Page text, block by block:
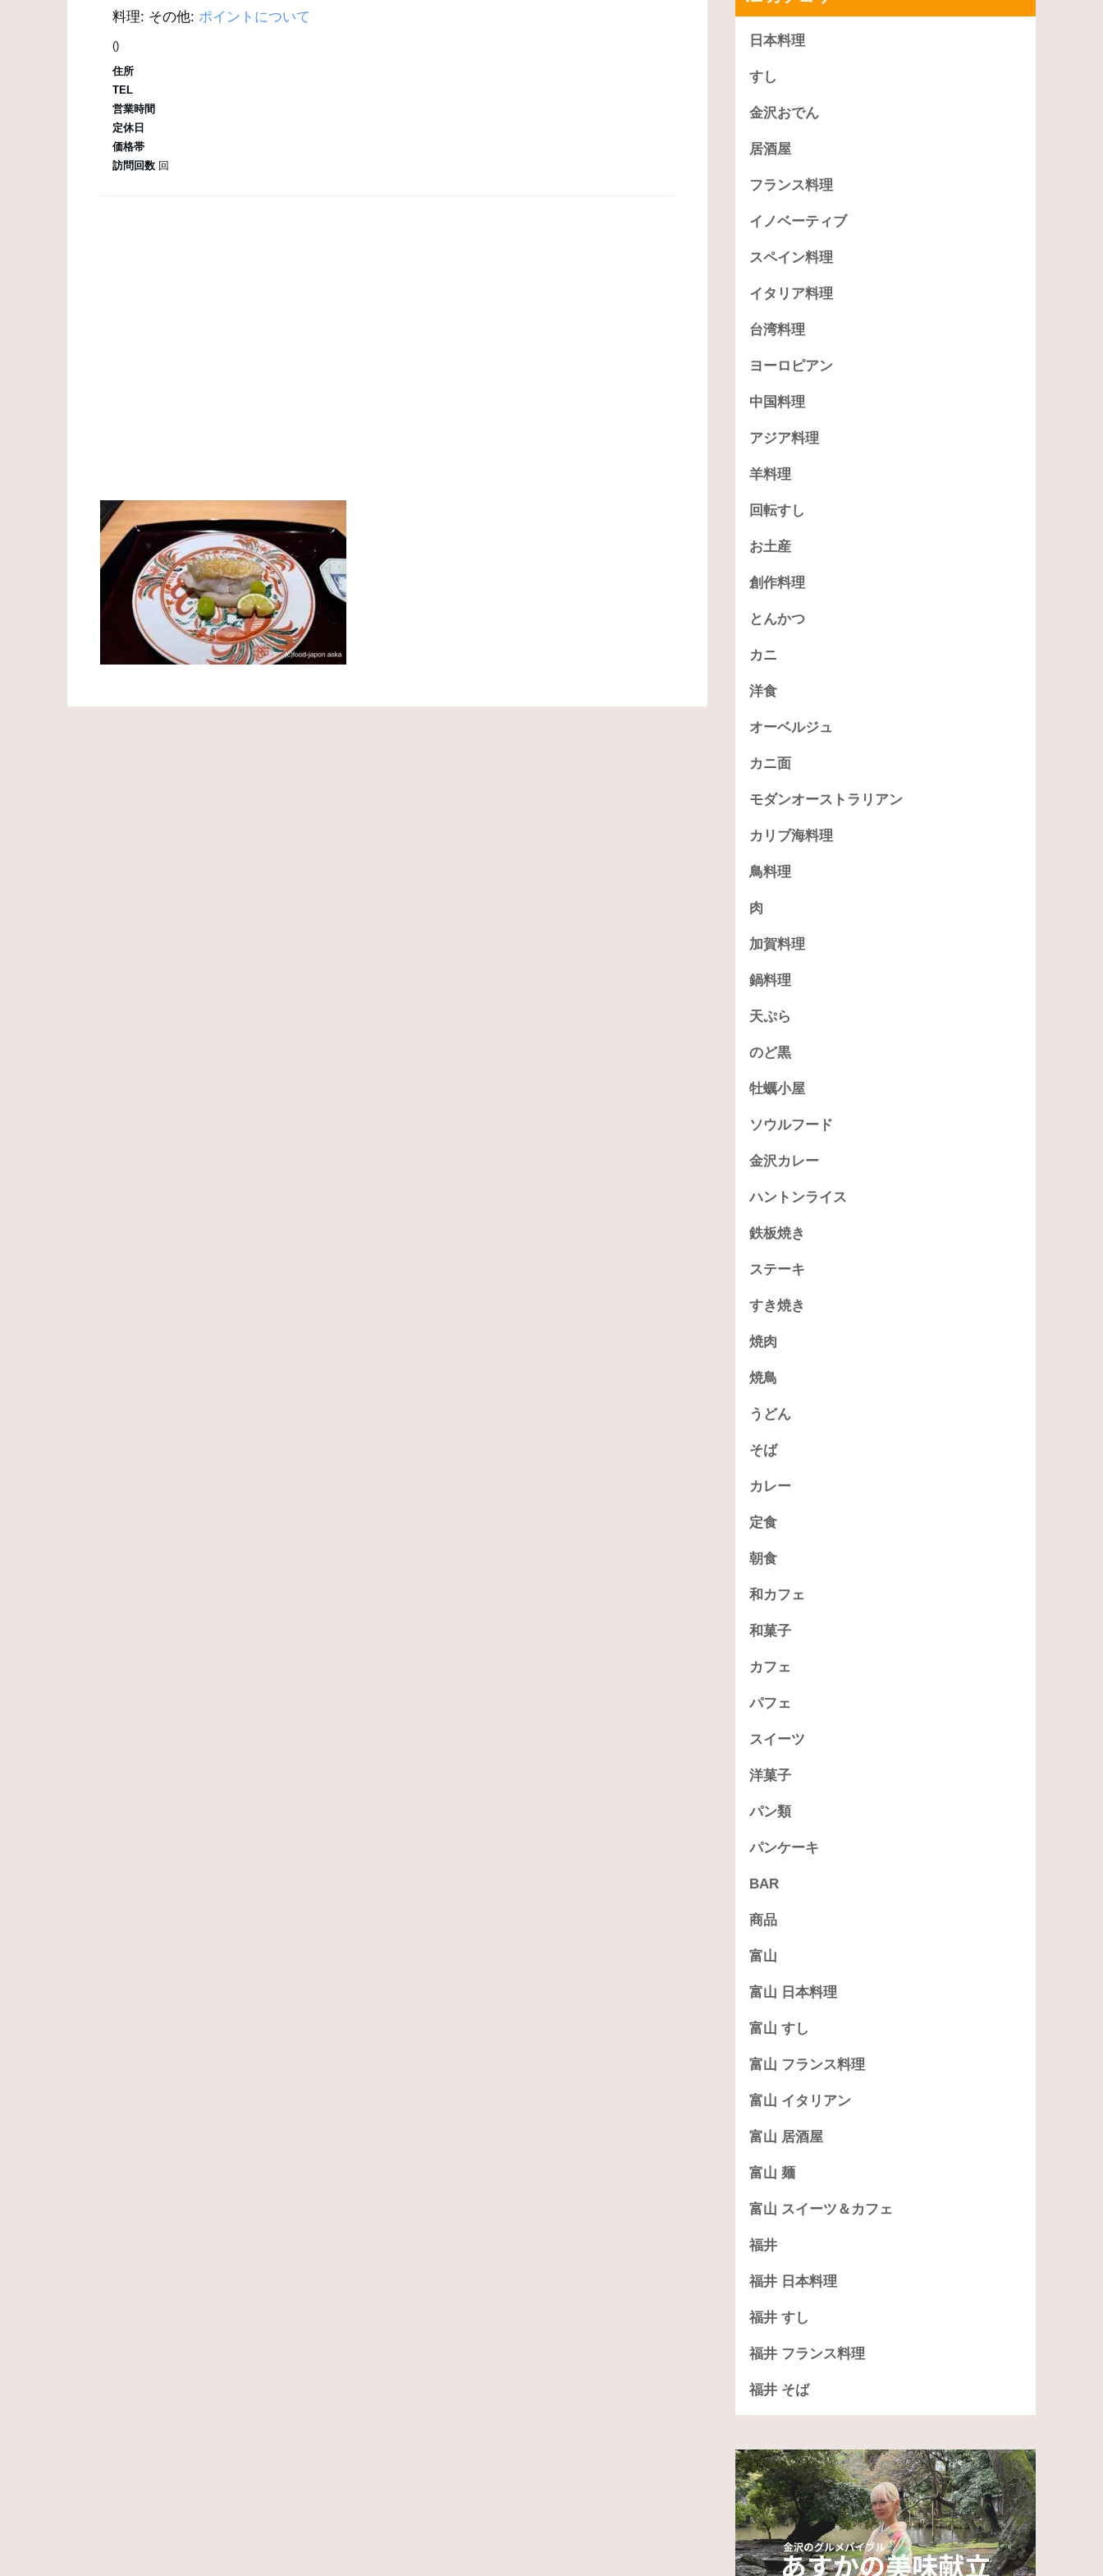
料理: その他: ポイントについて
()
住所
TEL
営業時間
定休日
価格帯
訪問回数 回
日本料理
すし
金沢おでん
居酒屋
フランス料理
イノベーティブ
スペイン料理
イタリア料理
台湾料理
ヨーロピアン
中国料理
アジア料理
羊料理
回転すし
お土産
創作料理
とんかつ
カニ
洋食
オーベルジュ
カニ面
モダンオーストラリアン
カリブ海料理
鳥料理
肉
加賀料理
鍋料理
天ぷら
のど黒
牡蠣小屋
ソウルフード
金沢カレー
ハントンライス
鉄板焼き
ステーキ
すき焼き
焼肉
焼鳥
うどん
そば
カレー
定食
朝食
和カフェ
和菓子
カフェ
パフェ
スイーツ
洋菓子
パン類
パンケーキ
BAR
商品
富山
富山 日本料理
富山 すし
富山 フランス料理
富山 イタリアン
富山 居酒屋
富山 麺
富山 スイーツ＆カフェ
福井
福井 日本料理
福井 すし
福井 フランス料理
福井 そば